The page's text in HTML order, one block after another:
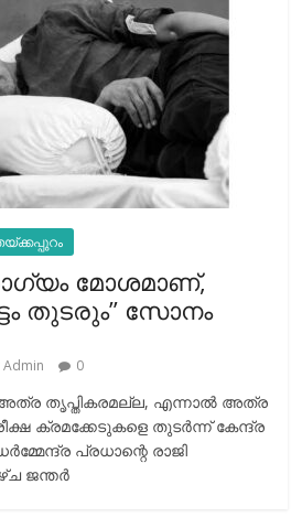
മോശമാണ്,
തുടരും” സോനം
Admin 0
തൃപ്തികരമല്ല, എന്നാൽ അത്ര
ക്രമക്കേടുകളെ തുടർന്ന് കേന്ദ്ര
പ്രധാന്റെ രാജി
ജന്തർ